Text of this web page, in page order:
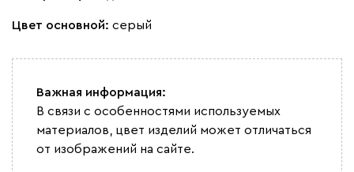
Цвет основной: серый
Важная информация:
В связи с особенностями используемых
материалов, цвет изделий может отличаться
от изображений на сайте.